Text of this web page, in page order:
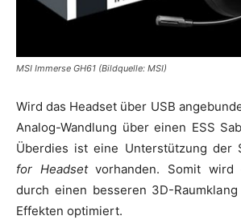
MSI Immerse GH61 (Bildquelle: MSI)
Wird das Headset über USB
Analog-Wandlung über einen ESS
Überdies ist eine Unterstützung der
for Headsetvorhanden. Somit wird
durch einen besseren 3D-
Effekten optimiert.